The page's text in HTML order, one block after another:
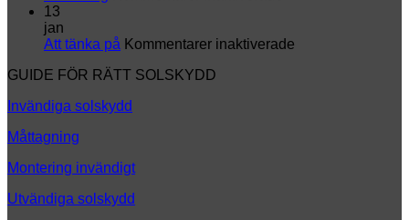
ny
13
jan
Att tänka på Kommentarer inaktiverade
GUIDE FÖR RÄTT SOLSKYDD
Invändiga solskydd
Måttagning
Montering invändigt
Utvändiga solskydd